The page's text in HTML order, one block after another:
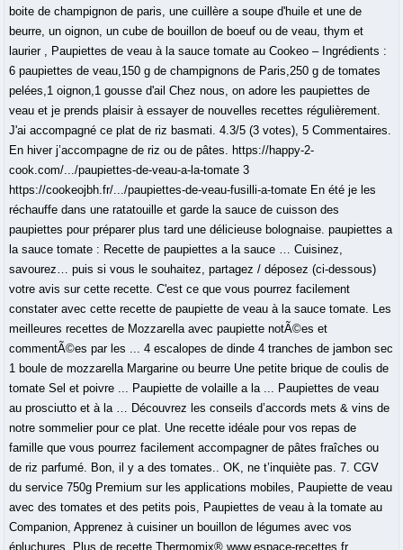
boite de champignon de paris, une cuillère a soupe d'huile et une de
beurre, un oignon, un cube de bouillon de boeuf ou de veau, thym et
laurier , Paupiettes de veau à la sauce tomate au Cookeo – Ingrédients :
6 paupiettes de veau,150 g de champignons de Paris,250 g de tomates
pelées,1 oignon,1 gousse d'ail Chez nous, on adore les paupiettes de
veau et je prends plaisir à essayer de nouvelles recettes régulièrement.
J'ai accompagné ce plat de riz basmati. 4.3/5 (3 votes), 5 Commentaires.
En hiver j’accompagne de riz ou de pâtes. https://happy-2-
cook.com/.../paupiettes-de-veau-a-la-tomate 3
https://cookeojbh.fr/.../paupiettes-de-veau-fusilli-a-tomate En été je les
réchauffe dans une ratatouille et garde la sauce de cuisson des
paupiettes pour préparer plus tard une délicieuse bolognaise. paupiettes a
la sauce tomate : Recette de paupiettes a la sauce … Cuisinez,
savourez… puis si vous le souhaitez, partagez / déposez (ci-dessous)
votre avis sur cette recette. C'est ce que vous pourrez facilement
constater avec cette recette de paupiette de veau à la sauce tomate. Les
meilleures recettes de Mozzarella avec paupiette notÃ©es et
commentÃ©es par les ... 4 escalopes de dinde 4 tranches de jambon sec
1 boule de mozzarella Margarine ou beurre Une petite brique de coulis de
tomate Sel et poivre ... Paupiette de volaille a la ... Paupiettes de veau
au prosciutto et à la … Découvrez les conseils d’accords mets & vins de
notre sommelier pour ce plat. Une recette idéale pour vos repas de
famille que vous pourrez facilement accompagner de pâtes fraîches ou
de riz parfumé. Bon, il y a des tomates.. OK, ne t’inquiète pas. 7. CGV
du service 750g Premium sur les applications mobiles, Paupiette de veau
avec des tomates et des petits pois, Paupiettes de veau à la tomate au
Companion, Apprenez à cuisiner un bouillon de légumes avec vos
épluchures. Plus de recette Thermomix® www.espace-recettes.fr